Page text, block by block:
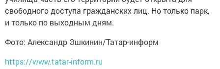
свободного доступа гражданских лиц. Но только парк,
и только по выходным дням.
Фото: Александр Эшкинин/Татар-информ
https://www.tatar-inform.ru